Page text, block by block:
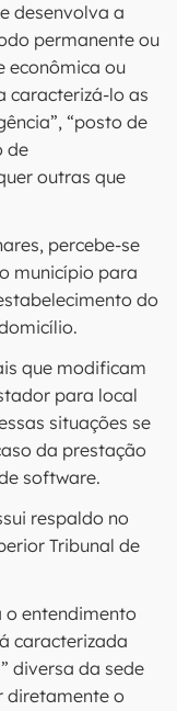
desenvolva a
permanente ou
econômica ou
caracterizá-lo as
“posto de
de
outras que
percebe-se
município para
do
que modificam
para local
situações se
da prestação
software.
respaldo no
Tribunal de
o entendimento
caracterizada
diversa da sede
diretamente o